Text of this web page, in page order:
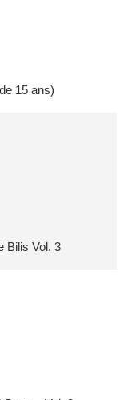
15 ans)
Bilis Vol. 3